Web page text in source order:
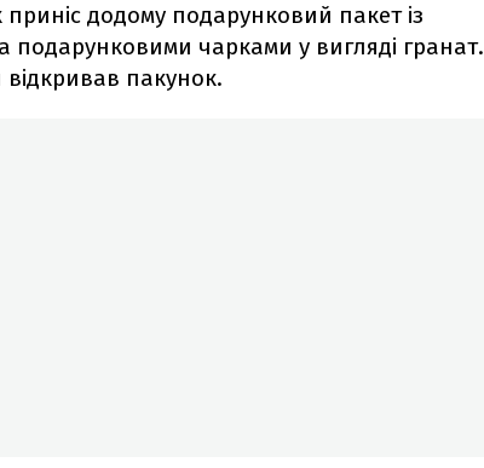
приніс додому подарунковий пакет із
подарунковими чарками у вигляді гранат.
відкривав пакунок.